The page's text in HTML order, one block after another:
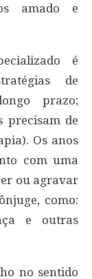
amado e
é
de
prazo;
precisam de
Os anos
com uma
ou agravar
como:
e outras
no sentido